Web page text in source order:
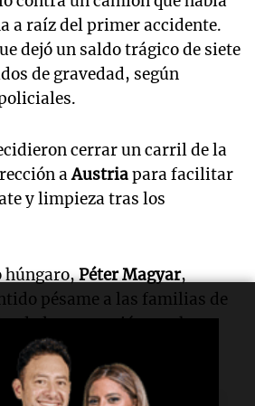
a raíz del primer accidente.
dejó un saldo trágico de siete
de gravedad, según
cerrar un carril de la
aAustriapara facilitar
y limpieza tras los
húngaro,Péter Magyar,
pésame a las familias de
la conmoción que ha
suceso en la nación.